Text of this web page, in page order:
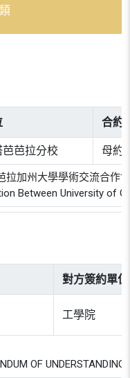
合約
芭拉分校 母約
拉加州大學學術交流合作
Between University of
對方簽約單位
工學院
OF